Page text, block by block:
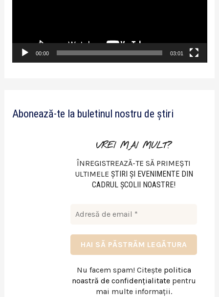
o
00:00 03:01
Abonează-te la buletinul nostru de știri
VREI MAI MULT?
ÎNREGISTREAZĂ-TE SĂ PRIMEȘTI
ULTIMELE ŞTIRI ŞI EVENIMENTE DIN
CADRUL ŞCOLII NOASTRE!
Nu facem spam! Citește politica
noastră de confidențialitatepentru
mai multe informații.